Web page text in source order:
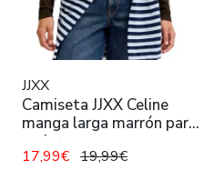
JJXX
Camiseta JJXX Celine
manga larga marrón para
mujer
17,99€ 19,99€